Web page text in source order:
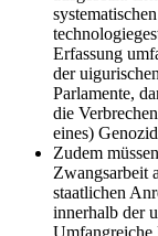
Erfassung
der
Parlamente,
die
eines)
Zudem
Zwangsarbeit
staatlichen
innerhalb der
Umfangreiche